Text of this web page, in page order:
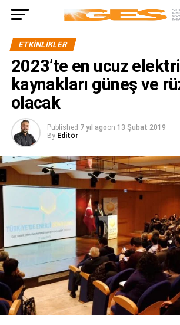
ETKINLIKLER
2023’te en ucuz
kaynakları güneş ve
olacak
Published 7 yıl agoon 13 Şubat 2019
By Editör